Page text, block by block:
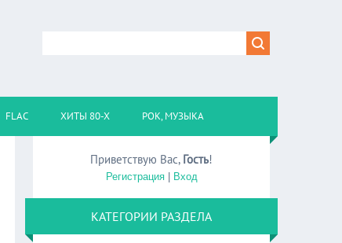
FLAC ХИТЫ 80-Х РОК, МУЗЫКА
Приветствую Вас, Гость!
Регистрация| Вход
КАТЕГОРИИ РАЗДЕЛА